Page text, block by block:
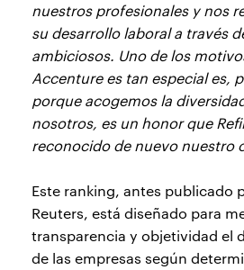
nuestros profesionales y nos
su desarrollo laboral a través
ambiciosos. Uno de los
Accenture es tan especial es,
porque acogemos la
nosotros, es un honor que
reconocido de nuevo nuestro
Este ranking, antes publicado
Reuters, está diseñado para
transparencia y objetividad el
de las empresas según